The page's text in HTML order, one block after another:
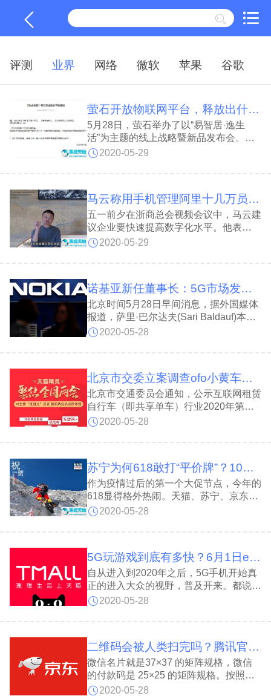
评测 业界 网络 微软 苹果 谷歌
萤石开放物联网平台，释放出什么信号？
5月28日，萤石举办了以“易智居·逸生
活”为主题的线上战略暨新品发布会。萤
石邀请到中国智能家居产业联盟CSHIA
同发布了《2020中国智能家居生态发展
2020-05-29
马云称用手机管理阿里十几万员工：企业要快速提高数字化水平
五一前夕在浙商总会视频会议中，马云建
议企业要快速提高数字化水平。他表
示：“阿里十几万员工，组织非常庞大和
2020-05-29
诺基亚新任董事长：5G市场发展迅速 将加快研发速度
北京时间5月28日早间消息，据外国媒体
报道，萨里·巴尔达夫(Sari Baldauf)本周
三正式成为诺基亚董事长，接替里斯托·
2020-05-28
北京市交委立案调查ofo小黄车，你的押金退回来了吗？
北京市交通委员会通知，公示互联网租赁
自行车（即共享单车）行业2020年第一
季度运营管理监督情况，ofo小黄车的运
调查，并要求其限期整改
2020-05-28
苏宁为何618敢打“平价牌”？10个苏宁人，4个干供应链
作为疫情过后的第一个大促节点，今年的
618显得格外热闹。天猫、苏宁、京东三
方使出了“十八般武艺”招揽顾客。天猫继
体直播带货；京东打出“千亿优惠”的招
2020-05-28
5G玩游戏到底有多快？6月1日eStarPro直播间见
自从进入到2020年之后，5G手机开始真
正的进入大众的视野，普及开来。都说
5G速度快，延迟低，那么到底在5G网络
是最直观的体现。6月1日，vivo S6联合
网游的5
2020-05-28
二维码会被人类扫完吗？腾讯官方计算微信付款码有多少个
微信名片就是37×37 的矩阵规格，微信
的付款码是 25×25 的矩阵规格。按照二
进制，每个方块只有黑或白两种选择，所
2020-05-28